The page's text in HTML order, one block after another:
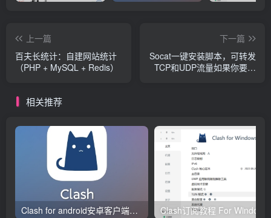
上一篇
百夫长统计：自建网站统计
（PHP + MySQL + Redis）
下一篇
Socat一键安装脚本，可转发
TCP和UDP流量如果你要用
相关推荐
Clash for android安卓客户端保姆级新手使用教程